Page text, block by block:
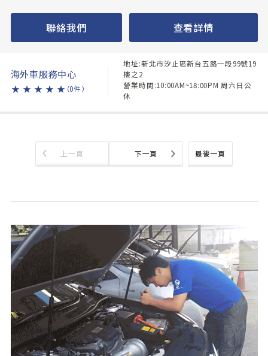
聯絡我們 查看詳情
海外車服務中心
★ ★ ★ ★ ★ （0件）
地址:新北市汐止區新台五路一段99號19
樓之2
營業時間:10:00AM~18:00PM 周六日公
休
最後一頁
上一頁 下一頁